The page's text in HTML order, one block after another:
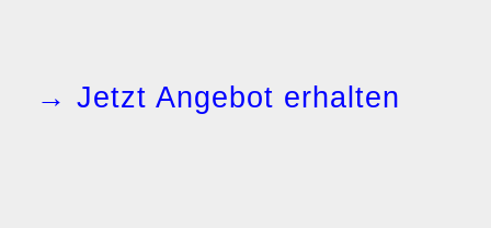
→ Jetzt Angebot erhalten